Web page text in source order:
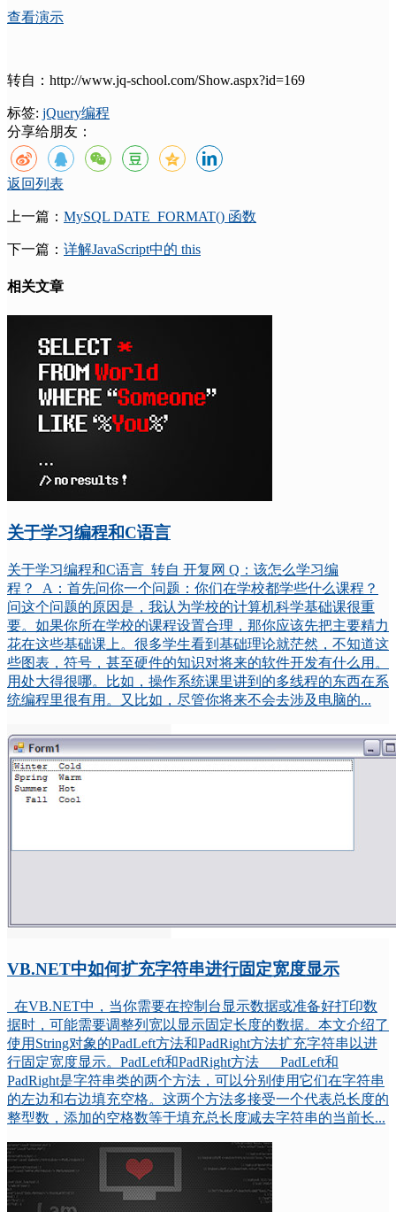
查看演示
转自：http://www.jq-school.com/Show.aspx?id=169
标签: jQuery编程
分享给朋友：
返回列表
上一篇： MySQL DATE_FORMAT() 函数
下一篇： 详解JavaScript中的 this
相关文章
关于学习编程和C语言
关于学习编程和C语言 转自 开复网 Q：该怎么学习编
程？ A：首先问你一个问题：你们在学校都学些什么课程？
问这个问题的原因是，我认为学校的计算机科学基础课很重
要。如果你所在学校的课程设置合理，那你应该先把主要精力
花在这些基础课上。很多学生看到基础理论就茫然，不知道这
些图表，符号，甚至硬件的知识对将来的软件开发有什么用。
用处大得很哪。比如，操作系统课里讲到的多线程的东西在系
统编程里很有用。又比如，尽管你将来不会去涉及电脑的...
VB.NET中如何扩充字符串进行固定宽度显示
在VB.NET中，当你需要在控制台显示数据或准备好打印数
据时，可能需要调整列宽以显示固定长度的数据。本文介绍了
使用String对象的PadLeft方法和PadRight方法扩充字符串以进
行固定宽度显示。PadLeft和PadRight方法 PadLeft和
PadRight是字符串类的两个方法，可以分别使用它们在字符串
的左边和右边填充空格。这两个方法多接受一个代表总长度的
整型数，添加的空格数等于填充总长度减去字符串的当前长...